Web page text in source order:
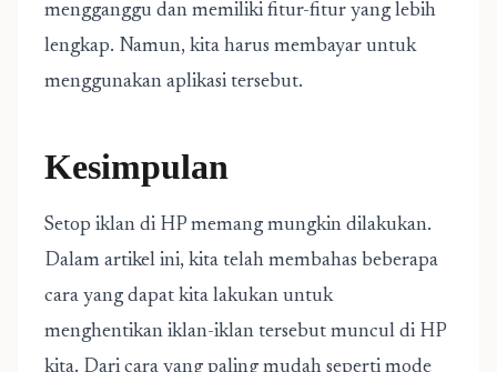
mengganggu dan memiliki fitur-fitur yang lebih
lengkap. Namun, kita harus membayar untuk
menggunakan aplikasi tersebut.
Kesimpulan
Setop iklan di HP memang mungkin dilakukan.
Dalam artikel ini, kita telah membahas beberapa
cara yang dapat kita lakukan untuk
menghentikan iklan-iklan tersebut muncul di HP
kita. Dari cara yang paling mudah seperti mode